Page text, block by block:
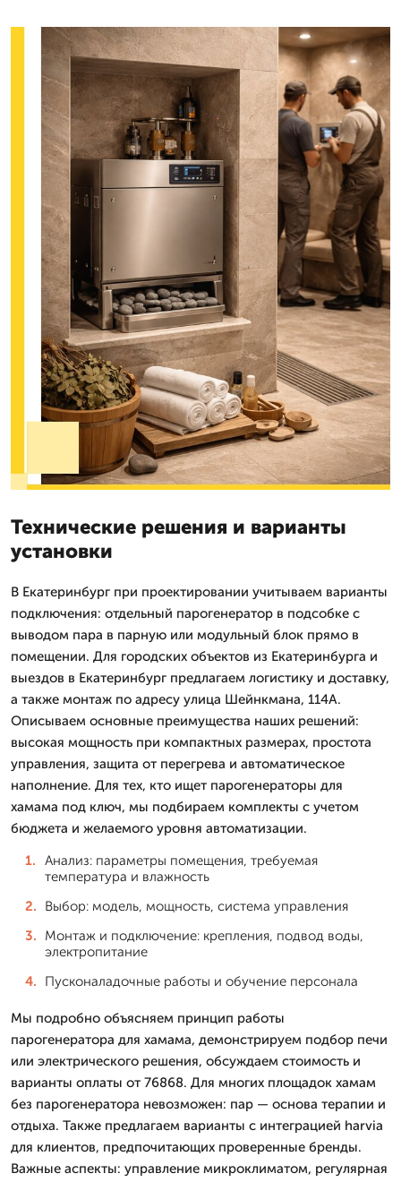
Технические решения и варианты
установки
В Екатеринбург при проектировании учитываем варианты
подключения: отдельный парогенератор в подсобке с
выводом пара в парную или модульный блок прямо в
помещении. Для городских объектов из Екатеринбурга и
выездов в Екатеринбург предлагаем логистику и доставку,
а также монтаж по адресу улица Шейнкмана, 114А.
Описываем основные преимущества наших решений:
высокая мощность при компактных размерах, простота
управления, защита от перегрева и автоматическое
наполнение. Для тех, кто ищет парогенераторы для
хамама под ключ, мы подбираем комплекты с учетом
бюджета и желаемого уровня автоматизации.
Анализ: параметры помещения, требуемая
температура и влажность
Выбор: модель, мощность, система управления
Монтаж и подключение: крепления, подвод воды,
электропитание
Пусконаладочные работы и обучение персонала
Мы подробно объясняем принцип работы
парогенератора для хамама, демонстрируем подбор печи
или электрического решения, обсуждаем стоимость и
варианты оплаты от 76868. Для многих площадок хамам
без парогенератора невозможен: пар — основа терапии и
отдыха. Также предлагаем варианты с интеграцией harvia
для клиентов, предпочитающих проверенные бренды.
Важные аспекты: управление микроклиматом, регулярная